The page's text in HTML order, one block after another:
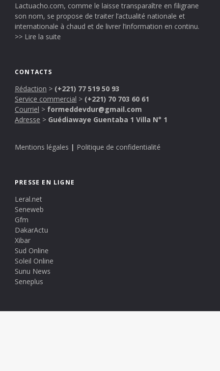
Lactuacho.com, comme le laisse transparaître en filigrane
son nom, se propose de traiter l’actualité nationale et
internationale à chaud et de livrer l’information en continu.
>> Lire la suite
CONTACTS
Rédaction > (+221) 77 519 50 93
Service commercial > (+221) 70 703 60 61
Courriel > formeddevdur@gmail.com
Adresse > Guédiawaye Guentaba 1 Villa N° 1
Mentions légales | Politique de confidentialité
PRESSE EN LIGNE
Leral.net
Seneweb
Gfm
DakarActu
Xibar
Sud Online
Soleil Online
Sunu News
Seneplus